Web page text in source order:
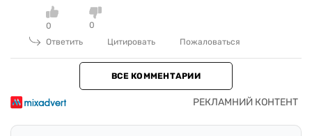
0
0
Ответить
Цитировать Пожаловаться
ВСЕ КОММЕНТАРИИ